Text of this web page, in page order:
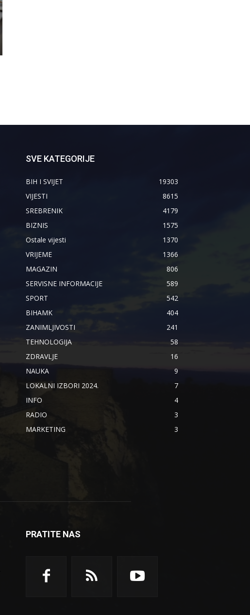
SVE KATEGORIJE
BIH I SVIJET
19303
VIJESTI
8615
SREBRENIK
4179
BIZNIS
1575
Ostale vijesti
1370
VRIJEME
1366
MAGAZIN
806
SERVISNE INFORMACIJE
589
SPORT
542
BIHAMK
404
ZANIMLJIVOSTI
241
TEHNOLOGIJA
58
ZDRAVLJE
16
NAUKA
9
LOKALNI IZBORI 2024.
7
INFO
4
RADIO
3
MARKETING
3
PRATITE NAS